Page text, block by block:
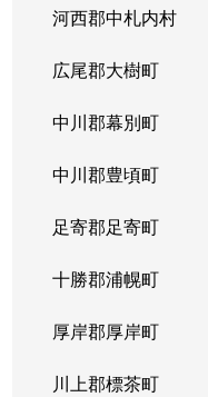
河西郡中札内村
広尾郡大樹町
中川郡幕別町
中川郡豊頃町
足寄郡足寄町
十勝郡浦幌町
厚岸郡厚岸町
川上郡標茶町